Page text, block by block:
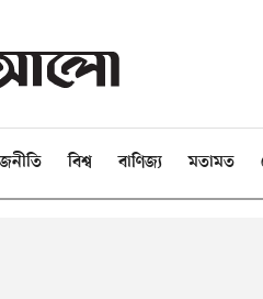
বিশ্ব বাণিজ্য মতামত